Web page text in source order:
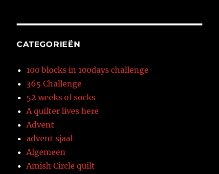
CATEGORIEËN
100 blocks in 100days challenge
365 Challenge
52 weeks of socks
A quilter lives here
Advent
advent sjaal
Algemeen
Amish Circle quilt